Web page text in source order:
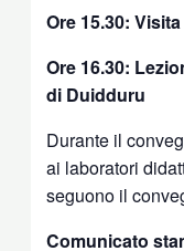
Ore 15.30:
Ore 16.30:
di Duidduru
Durante il
ai laboratori
seguono il
Comunicato